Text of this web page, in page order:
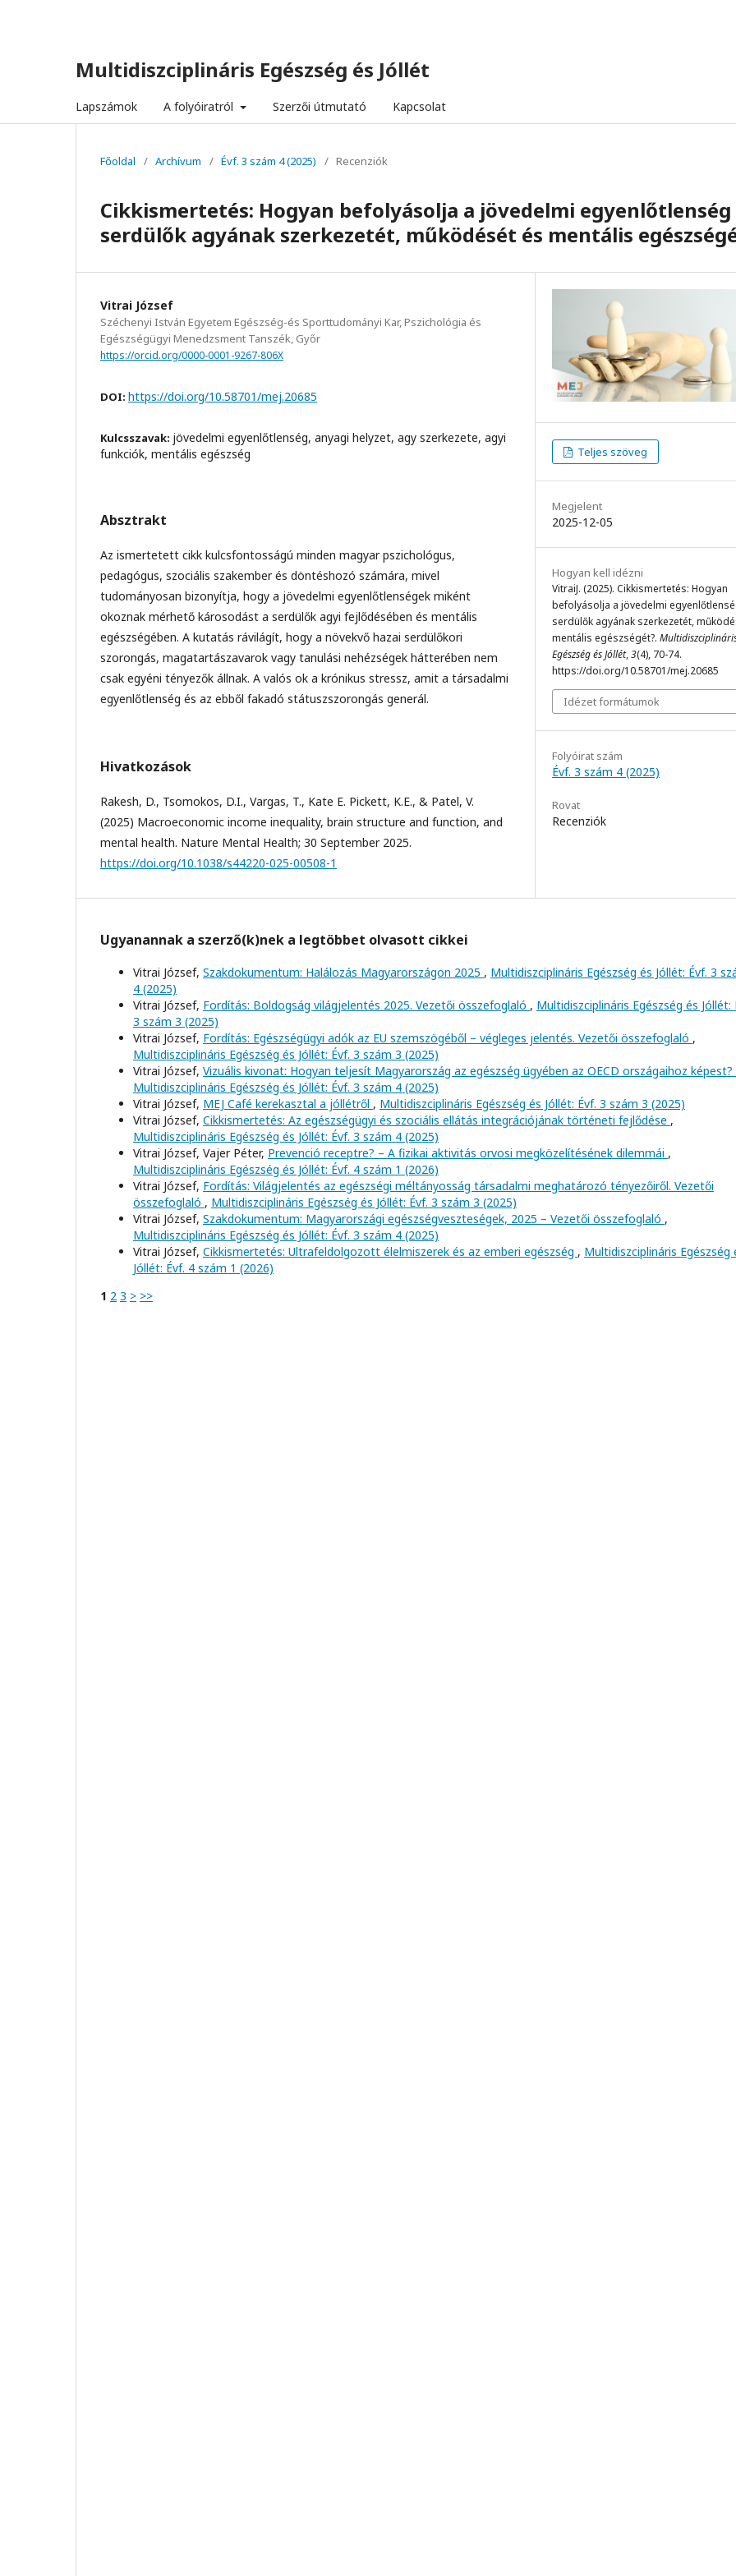
Multidiszciplináris Egészség és Jóllét
Lapszámok A folyóiratról Szerzői útmutató Kapcsolat
Főoldal / Archívum / Évf. 3 szám 4 (2025) / Recenziók
Cikkismertetés: Hogyan befolyásolja a jövedelmi egyenlőtlenség
serdülők agyának szerkezetét, működését és mentális
Vitrai József
Széchenyi István Egyetem Egészség-és Sporttudományi Kar, Pszichológia és
Egészségügyi Menedzsment Tanszék, Győr
https://orcid.org/0000-0001-9267-806X
DOI: https://doi.org/10.58701/mej.20685
Kulcsszavak: jövedelmi egyenlőtlenség, anyagi helyzet, agy szerkezete, agyi
funkciók, mentális egészség
Absztrakt
Az ismertetett cikk kulcsfontosságú minden magyar pszichológus,
pedagógus, szociális szakember és döntéshozó számára, mivel
tudományosan bizonyítja, hogy a jövedelmi egyenlőtlenségek miként
okoznak mérhető károsodást a serdülők agyi fejlődésében és mentális
egészségében. A kutatás rávilágít, hogy a növekvő hazai serdülőkori
szorongás, magatartászavarok vagy tanulási nehézségek hátterében nem
csak egyéni tényezők állnak. A valós ok a krónikus stressz, amit a társadalmi
egyenlőtlenség és az ebből fakadó státuszszorongás generál.
Hivatkozások
Rakesh, D., Tsomokos, D.I., Vargas, T., Kate E. Pickett, K.E., & Patel, V.
(2025) Macroeconomic income inequality, brain structure and function, and
mental health. Nature Mental Health; 30 September 2025.
https://doi.org/10.1038/s44220-025-00508-1
Teljes szöveg
Megjelent
2025-12-05
Hogyan kell idézni
VitraiJ. (2025). Cikkismertetés: Hogyan
befolyásolja a jövedelmi
serdülők agyának szerkezetét,
mentális egészségét?.
Egészség és Jóllét,3(4), 70-74.
https://doi.org/10.58701/mej.20685
Idézet formátumok
Folyóirat szám
Évf. 3 szám 4 (2025)
Rovat
Recenziók
Ugyanannak a szerző(k)nek a legtöbbet olvasott cikkei
Vitrai József, Szakdokumentum: Halálozás Magyarországon 2025 , Multidiszciplináris Egészség és Jóllét: Évf. 3
4 (2025)
Vitrai József, Fordítás: Boldogság világjelentés 2025. Vezetői összefoglaló , Multidiszciplináris Egészség és Jóllét:
3 szám 3 (2025)
Vitrai József, Fordítás: Egészségügyi adók az EU szemszögéből – végleges jelentés. Vezetői összefoglaló ,
Multidiszciplináris Egészség és Jóllét: Évf. 3 szám 3 (2025)
Vitrai József, Vizuális kivonat: Hogyan teljesít Magyarország az egészség ügyében az OECD országaihoz képest?
Multidiszciplináris Egészség és Jóllét: Évf. 3 szám 4 (2025)
Vitrai József, MEJ Café kerekasztal a jóllétről , Multidiszciplináris Egészség és Jóllét: Évf. 3 szám 3 (2025)
Vitrai József, Cikkismertetés: Az egészségügyi és szociális ellátás integrációjának történeti fejlődése ,
Multidiszciplináris Egészség és Jóllét: Évf. 3 szám 4 (2025)
Vitrai József, Vajer Péter, Prevenció receptre? – A fizikai aktivitás orvosi megközelítésének dilemmái ,
Multidiszciplináris Egészség és Jóllét: Évf. 4 szám 1 (2026)
Vitrai József, Fordítás: Világjelentés az egészségi méltányosság társadalmi meghatározó tényezőiről. Vezetői
összefoglaló , Multidiszciplináris Egészség és Jóllét: Évf. 3 szám 3 (2025)
Vitrai József, Szakdokumentum: Magyarországi egészségveszteségek, 2025 – Vezetői összefoglaló ,
Multidiszciplináris Egészség és Jóllét: Évf. 3 szám 4 (2025)
Vitrai József, Cikkismertetés: Ultrafeldolgozott élelmiszerek és az emberi egészség , Multidiszciplináris Egészség
Jóllét: Évf. 4 szám 1 (2026)
1 2 3 > >>